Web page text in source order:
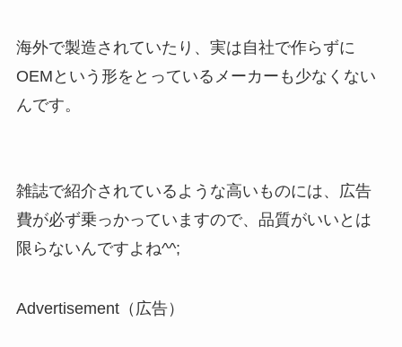
海外で製造されていたり、実は自社で作らずに
OEMという形をとっているメーカーも少なくない
んです。
雑誌で紹介されているような高いものには、広告
費が必ず乗っかっていますので、品質がいいとは
限らないんですよね^^;
Advertisement（広告）